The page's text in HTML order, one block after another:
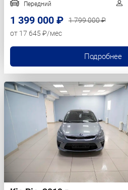
Передний
1 399 000 ₽
1 799 000 ₽
от 17 645 ₽/мес
Подробнее